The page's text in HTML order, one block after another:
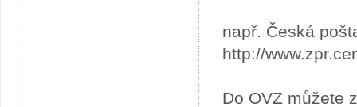
např. Česká
http://
Do OVZ můžete